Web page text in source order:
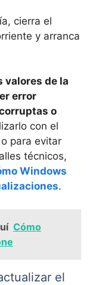
cierra el
y arranca
valores de la
error
o
con el
para evitar
técnicos,
Windows
.
Cómo
el